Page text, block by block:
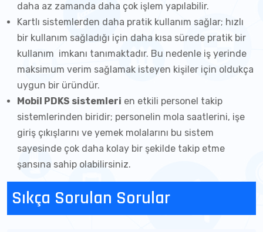
daha az zamanda daha çok işlem yapılabilir.
Kartlı sistemlerden daha pratik kullanım sağlar; hızlı
bir kullanım sağladığı için daha kısa sürede pratik bir
kullanım imkanı tanımaktadır. Bu nedenle iş yerinde
maksimum verim sağlamak isteyen kişiler için oldukça
uygun bir üründür.
Mobil PDKS sistemleri en etkili personel takip
sistemlerinden biridir; personelin mola saatlerini, işe
giriş çıkışlarını ve yemek molalarını bu sistem
sayesinde çok daha kolay bir şekilde takip etme
şansına sahip olabilirsiniz.
Sıkça Sorulan Sorular